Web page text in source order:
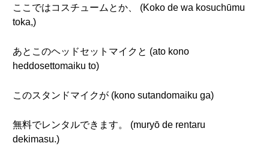
ここではコスチュームとか、 (Koko de wa kosuchūmu
toka,)
あとこのヘッドセットマイクと (ato kono
heddosettomaiku to)
このスタンドマイクが (kono sutandomaiku ga)
無料でレンタルできます。 (muryō de rentaru
dekimasu.)